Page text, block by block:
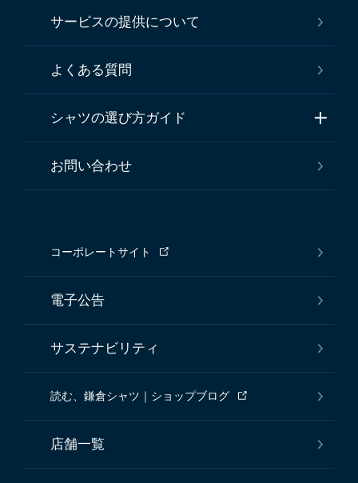
サービスの提供について
よくある質問
シャツの選び方ガイド
お問い合わせ
コーポレートサイト
電子公告
サステナビリティ
読む、鎌倉シャツ｜ショップブログ
店舗一覧